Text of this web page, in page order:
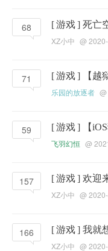
68 [游戏] 死亡
XZ小中 @
71 [游戏] 【
乐园的放逐者
59 [游戏] 【
飞羽幻恒 @
157 [游戏] 欢迎
XZ小中 @
166 [游戏] 我就
XZ小中 @